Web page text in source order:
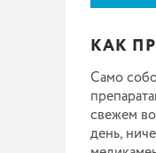
КАК
Само
свежем
день,